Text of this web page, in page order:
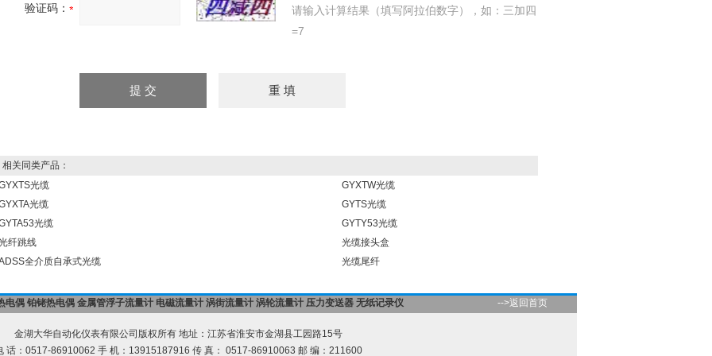
验证码：
请输入计算结果（填写阿拉伯数字），如：三加四
=7
关同类产品：
光缆
GYXTW光缆
光缆
GYTS光缆
光缆
GYTY53光缆
纤跳线
光缆接头盒
全介质自承式光缆
光缆尾纤
电偶 铂铑热电偶 金属管浮子流量计 电磁流量计 涡街流量计 涡轮流量计 压力变送器 无纸记录仪 -->返回首页
金湖大华自动化仪表有限公司版权所有 地址：江苏省淮安市金湖县工园路15号
话：0517-86910062 手 机：13915187916 传 真： 0517-86910063 邮 编：211600